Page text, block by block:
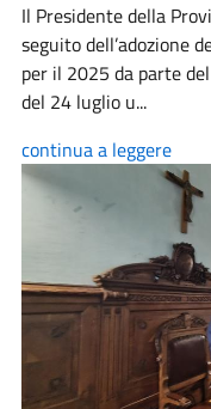
Il Presidente della
seguito dell’adozione
per il 2025 da parte
del 24 luglio u...
continua a leggere